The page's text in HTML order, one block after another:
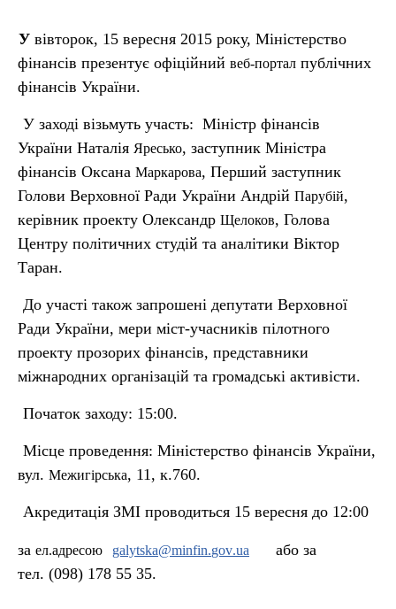
У вівторок, 15 вересня 2015 року, Міністерство
фінансів презентує офіційний веб-портал публічних
фінансів України.
У заході візьмуть участь: Міністр фінансів
України Наталія Яресько, заступник Міністра
фінансів Оксана Маркарова, Перший заступник
Голови Верховної Ради України Андрій Парубій,
керівник проекту Олександр Щелоков, Голова
Центру політичних студій та аналітики Віктор
Таран.
До участі також запрошені депутати Верховної
Ради України, мери міст-учасників пілотного
проекту прозорих фінансів, представники
міжнародних організацій та громадські активісти.
Початок заходу: 15:00.
Місце проведення: Міністерство фінансів України,
вул. Межигірська, 11, к.760.
Акредитація ЗМІ проводиться 15 вересня до 12:00
за ел.адресою galytska@minfin.gov.ua
або за
тел. (098) 178 55 35.